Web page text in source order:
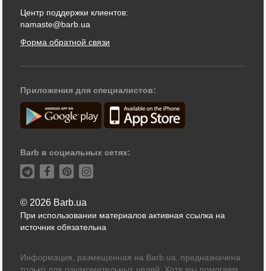
Центр поддержки клиентов:
namaste@barb.ua
Форма обратной связи
Приложения для специалистов:
Barb в социальных сетях:
© 2026 Barb.ua
При использовании материалов активная ссылка на
источник обязательна
Информация, размещенная на Barb.ua, предназначена
только для ознакомительных целей. Хотя мы помогаем